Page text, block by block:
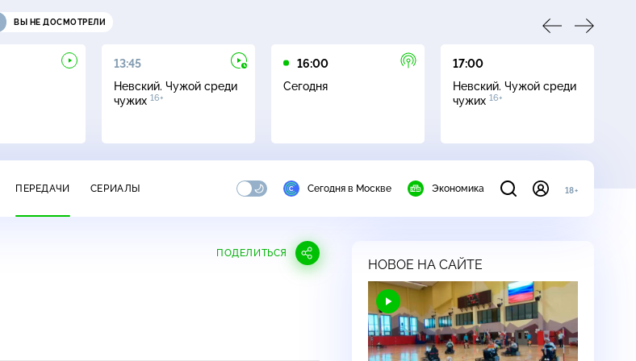
ВЫ НЕ ДОСМОТРЕЛИ
13:45
Невский. Чужой среди
чужих 16+
16:00
Сегодня
17:00
Невский. Чужой среди
чужих 16+
ПЕРЕДАЧИ СЕРИАЛЫ Сегодня в Москве Экономика 18+
ПОДЕЛИТЬСЯ
НОВОЕ НА САЙТЕ